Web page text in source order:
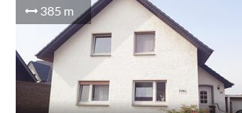
385 m